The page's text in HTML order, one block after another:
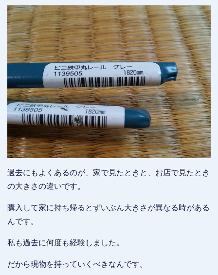
過去にもよくあるのが、家で見たときと、お店で見たとき
の大きさの違いです。
購入して家に持ち帰るとずいぶん大きさが異なる時がある
んです。
私も過去に何度も経験しました。
だから現物を持っていくべきなんです。